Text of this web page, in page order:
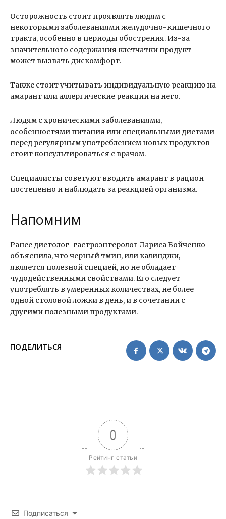
Осторожность стоит проявлять людям с
некоторыми заболеваниями желудочно-кишечного
тракта, особенно в периоды обострения. Из-за
значительного содержания клетчатки продукт
может вызвать дискомфорт.
Также стоит учитывать индивидуальную реакцию на
амарант или аллергические реакции на него.
Людям с хроническими заболеваниями,
особенностями питания или специальными диетами
перед регулярным употреблением новых продуктов
стоит консультироваться с врачом.
Специалисты советуют вводить амарант в рацион
постепенно и наблюдать за реакцией организма.
Напомним
Ранее диетолог-гастроэнтеролог Лариса Бойченко
объяснила, что черный тмин, или калинджи,
является полезной специей, но не обладает
чудодейственными свойствами. Его следует
употреблять в умеренных количествах, не более
одной столовой ложки в день, и в сочетании с
другими полезными продуктами.
ПОДЕЛИТЬСЯ
0
Рейтинг статьи
Подписаться